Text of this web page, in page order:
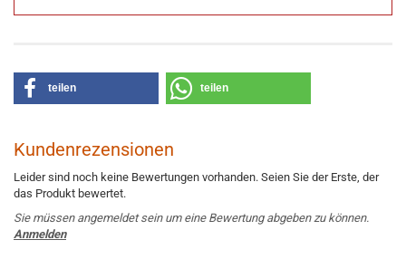
teilen teilen
Kundenrezensionen
Leider sind noch keine Bewertungen vorhanden. Seien Sie der Erste, der
das Produkt bewertet.
Sie müssen angemeldet sein um eine Bewertung abgeben zu können.
Anmelden